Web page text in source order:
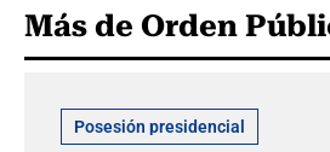
Más de Orden
Posesión presidencial